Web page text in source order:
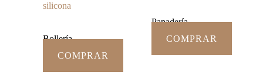
silicona
Bollería
COMPRAR
Panadería
COMPRAR